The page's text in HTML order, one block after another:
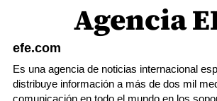
Agencia
efe.com
Es una agencia de noticias internacional
distribuye información a más de dos mil
comunicación en todo el mundo en los